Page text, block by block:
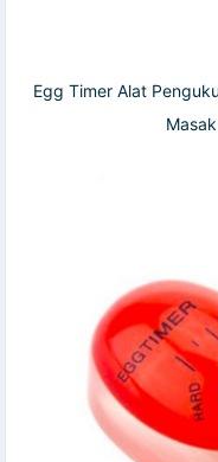
Egg Timer Alat